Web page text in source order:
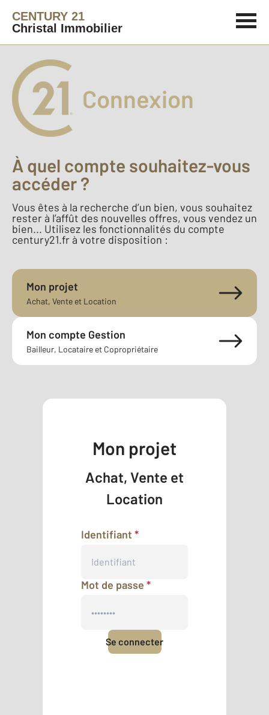
CENTURY 21
Christal Immobilier
Connexion
À quel compte souhaitez-vous
accéder ?
Vous êtes à la recherche d’un bien, vous souhaitez
rester à l’affût des nouvelles offres, vous vendez un
bien... Utilisez les fonctionnalités du compte
century21.fr à votre disposition :
Mon projet
Achat, Vente et Location
Mon compte Gestion
Bailleur, Locataire et Copropriétaire
Mon projet
Achat, Vente et
Location
Identifiant *
Mot de passe *
Se connecter